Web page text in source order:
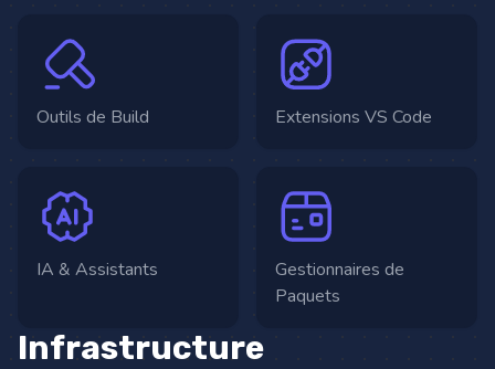
Outils de Build Extensions VS Code
IA & Assistants
Gestionnaires de
Paquets
Infrastructure